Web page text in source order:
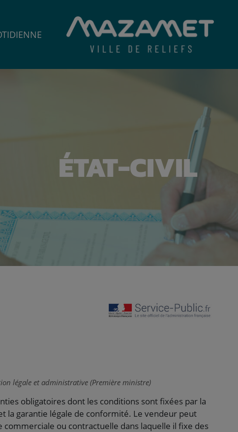
ÉTAT-CIVIL
légale et administrative (Première ministre)
obligatoires dont les conditions sont fixées par la
la garantie légale de conformité. Le vendeur peut
ou contractuelle dans laquelle il fixe des